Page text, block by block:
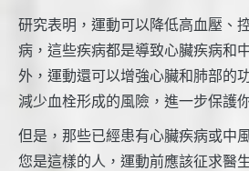
研究表明，運動可以降低高血壓、
病，這些疾病都是導致心臟疾病和
外，運動還可以增強心臟和肺部的
減少血栓形成的風險，進一步保護
但是，那些已經患有心臟疾病或中
您是這樣的人，運動前應該征求醫